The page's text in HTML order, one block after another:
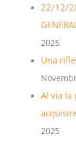
22/12/
2025
Una
Al via la
2025